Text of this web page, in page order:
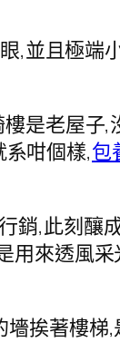
,並且極端
是老屋
咁個樣,包
銷,此刻釀
來透風
挨著樓